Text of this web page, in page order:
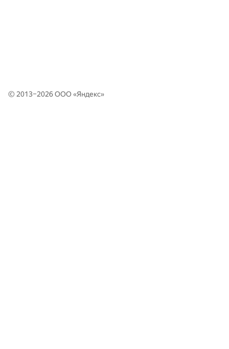
© 2013–2026 ООО «Яндекс»